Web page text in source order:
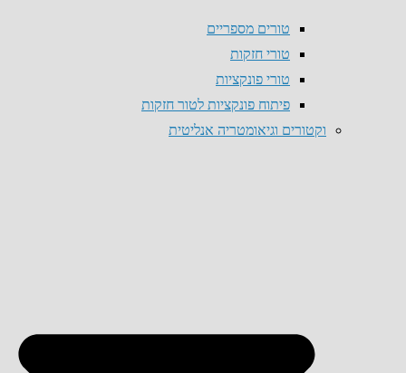
טורים מספריים
טורי חזקות
טורי פונקציות
פיתוח פונקציות לטור חזקות
וקטורים וגיאומטריה אנליטית